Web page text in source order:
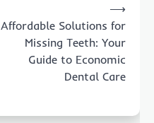
Affordable Solutions for
Missing Teeth: Your
Guide to Economic
Dental Care
⟶